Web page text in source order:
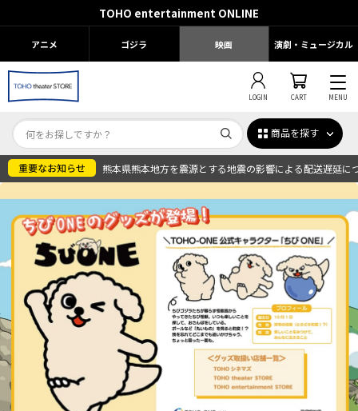
TOHO entertainment ONLINE
アニメ ゴジラ 映画 演劇・ミュージカル
LOGIN CART MENU
商品を探す
熊本県熊本地方を震源とする地震の影響による配送遅延に